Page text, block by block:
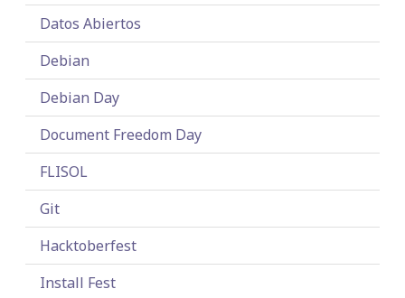
Datos Abiertos
Debian
Debian Day
Document Freedom Day
FLISOL
Git
Hacktoberfest
Install Fest